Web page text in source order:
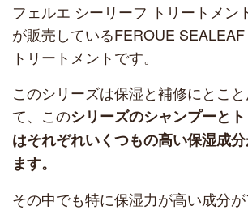
フェルエ シーリーフ トリートメン
が販売しているFEROUE
トリートメントです。
このシリーズは保湿と補修にとこ
て、このシリーズのシャンプーと
はそれぞれいくつもの高い保湿成
ます。
その中でも特に保湿力が高い成分が